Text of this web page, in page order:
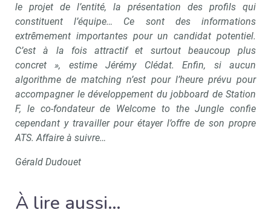
le projet de l’entité, la présentation des profils qui
constituent l’équipe… Ce sont des informations
extrêmement importantes pour un candidat potentiel.
C’est à la fois attractif et surtout beaucoup plus
concret », estime Jérémy Clédat. Enfin, si aucun
algorithme de matching n’est pour l’heure prévu pour
accompagner le développement du jobboard de Station
F, le co-fondateur de Welcome to the Jungle confie
cependant y travailler pour étayer l’offre de son propre
ATS. Affaire à suivre…
Gérald Dudouet
À lire aussi…
Recevoir RH Matin